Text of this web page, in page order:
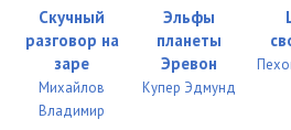
Скучный
разговор на
заре
Михайлов
Владимир
Эльфы
планеты
Эревон
Купер Эдмунд